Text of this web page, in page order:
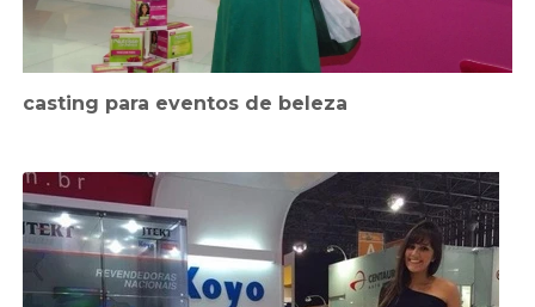
casting para eventos de beleza